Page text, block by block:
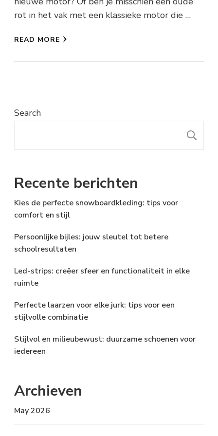
rot in het vak met een klassieke motor die …
READ MORE
Search
Recente berichten
Kies de perfecte snowboardkleding: tips voor
comfort en stijl
Persoonlijke bijles: jouw sleutel tot betere
schoolresultaten
Led-strips: creëer sfeer en functionaliteit in elke
ruimte
Perfecte laarzen voor elke jurk: tips voor een
stijlvolle combinatie
Stijlvol en milieubewust: duurzame schoenen voor
iedereen
Archieven
May 2026